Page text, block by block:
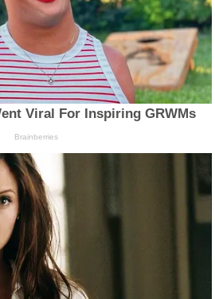
Viral For Inspiring GRWMs
Brainberries